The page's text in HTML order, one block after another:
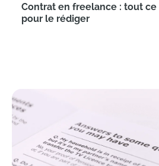
Contrat en freelance : tout ce
pour le rédiger